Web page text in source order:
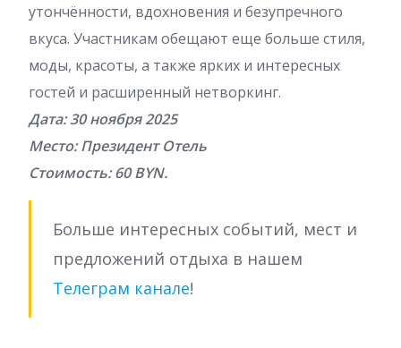
утончённости, вдохновения и безупречного
вкуса. Участникам обещают еще больше стиля,
моды, красоты, а также ярких и интересных
гостей и расширенный нетворкинг.
Дата: 30 ноября 2025
Место: Президент Отель
Стоимость: 60 BYN.
Больше интересных событий, мест и
предложений отдыха в нашем
Телеграм канале!